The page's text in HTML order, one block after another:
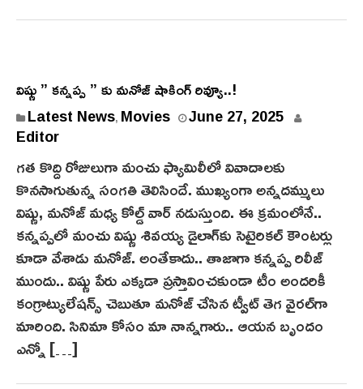
విష్ణు ” కన్నప్ప ” కు మనోజ్ షాకింగ్ రివ్యూ..!
Latest News, Movies June 27, 2025
Editor
గత కొద్ది రోజులుగా మంచు ఫ్యామిలీలో వివాదాలకు
కొనసాగుతున్న సంగతి తెలిసిందే. ముఖ్యంగా అన్నదమ్ములు
విష్ణు, మనోజ్ మధ్య కోల్డ్ వార్ నడుస్తుంది. ఈ క్రమంలోనే..
కన్నప్పలో మంచు విష్ణు శివయ్య డైలాగ్‌కు సెటైరిక‌ల్ కౌంటర్లు
కూడా వేశాడు మ‌నోజ్‌. అంతేకాదు.. తాజాగా కన్న‌ప్ప రిలీజ్
ముందు.. విష్ణు పేరు ఎక్కడా ప్రస్తావించకుండా టీం అందరికీ
కంగ్రాట్యులేషన్స్ చెబుతూ మనోజ్ చేసిన ట్వీట్ తెగ వైరల్‌గా
మారింది. సినిమా కోసం మా నాన్నగారు.. ఆయన బృందం
ఎన్నో […]